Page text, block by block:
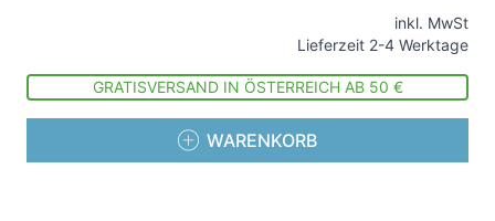
inkl. MwSt
Lieferzeit 2-4 Werktage
GRATISVERSAND IN ÖSTERREICH AB 50 €
WARENKORB